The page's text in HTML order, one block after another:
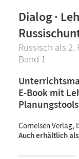
Dialog ·
Russisch als 2.
Band 1
E-Book mit
Planungstools
Cornelsen Verlag,
Auch erhältlich als